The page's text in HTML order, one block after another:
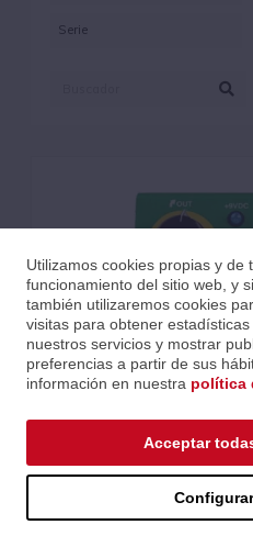
Serie: Efectos
Utilizamos cookies propias y de
funcionamiento del sitio web, y
también utilizaremos cookies
visitas para obtener
nuestros servicios y mostrar
preferencias a partir de sus
información en nuestra política
Acceptar